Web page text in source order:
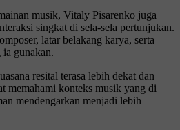
musik, Vitaly Pisarenko juga
singkat di sela-sela pertunjukan.
latar belakang karya, serta
ia gunakan.
resital terasa lebih dekat dan
memahami konteks musik yang di
mendengarkan menjadi lebih